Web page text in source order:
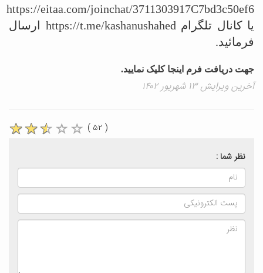
https://eitaa.com/joinchat/3711303917C7bd3c50ef6
یا کانال تلگرام https://t.me/kashanushahed ارسال
فرمائید.
جهت دریافت فرم اینجا کلیک نمایید.
آخرین ویرایش ۱۳ شهریور ۱۴۰۲
( ۵۲ )
نظر شما :